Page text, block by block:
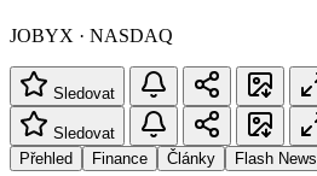
JOBYX · NASDAQ
Sledovat
Sledovat
Přehled
Finance Články Flash News